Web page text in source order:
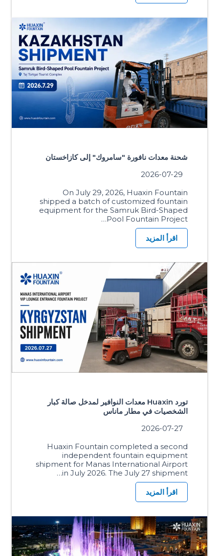
شحنة معدات نافورة "سامروك" إلى كازاخستان
2026-07-29
On July 29, 2026, Huaxin Fountain
shipped a batch of customized fountain
equipment for the Samruk Bird-Shaped
Pool Fountain Project…
اقرأ المزيد
تورد Huaxin معدات النوافير لمدخل صالة كبار
الشخصيات في مطار ماناس
2026-07-27
Huaxin Fountain completed a second
independent fountain equipment
shipment for Manas International Airport
in July 2026. The July 27 shipment…
اقرأ المزيد